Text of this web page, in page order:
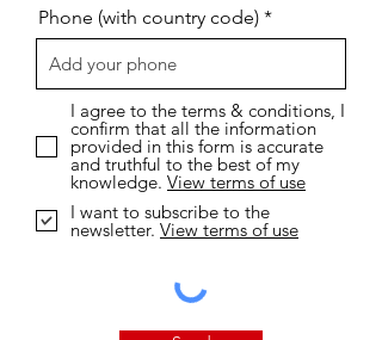
Phone (with country code)
I agree to the terms & conditions, I
confirm that all the information
provided in this form is accurate
and truthful to the best of my
knowledge. View terms of use
I want to subscribe to the
newsletter. View terms of use